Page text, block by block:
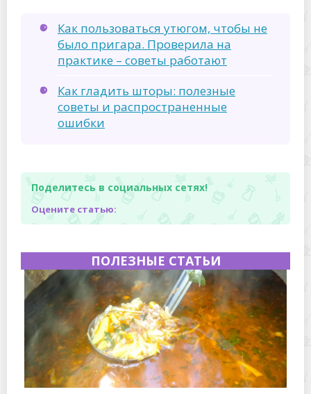
Как пользоваться утюгом, чтобы не
было пригара. Проверила на
практике – советы работают
Как гладить шторы: полезные
советы и распространенные
ошибки
Поделитесь в социальных сетях!
Оцените статью:
ПОЛЕЗНЫЕ СТАТЬИ